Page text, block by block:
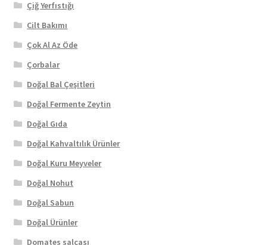
Çiğ Yerfıstığı
Cilt Bakımı
Çok Al Az Öde
Çorbalar
Doğal Bal Çeşitleri
Doğal Fermente Zeytin
Doğal Gıda
Doğal Kahvaltılık Ürünler
Doğal Kuru Meyveler
Doğal Nohut
Doğal Sabun
Doğal Ürünler
Domates salçası